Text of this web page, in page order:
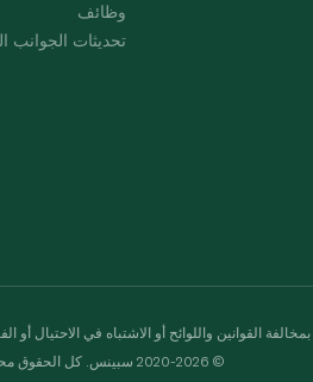
وظائف
تحديثات الجوانب
القوانين واللوائح أو الاشتباه في الاحتيال أو
© 2020-2026 سبينس. كل الحقوق محفوظة